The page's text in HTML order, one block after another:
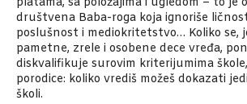
društvena Baba-roga koja ignoriše
poslušnost i mediokritetstvo… Koliko se,
pametne, zrele i osobene dece vređa,
diskvalifikuje surovim kriterijumima
porodice: koliko vrediš možeš dokazati
školi.